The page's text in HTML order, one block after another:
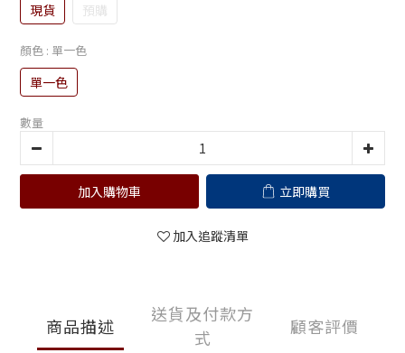
現貨 預購
顏色 : 單一色
單一色
數量
加入購物車 立即購買
加入追蹤清單
商品描述
送貨及付款方
式
顧客評價